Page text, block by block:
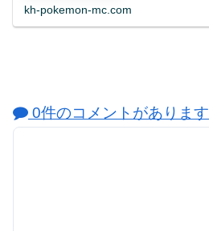
kh-pokemon-mc.com
0件のコメントがあります